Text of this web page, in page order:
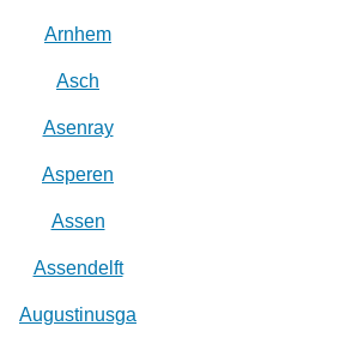
Arnhem
Asch
Asenray
Asperen
Assen
Assendelft
Augustinusga